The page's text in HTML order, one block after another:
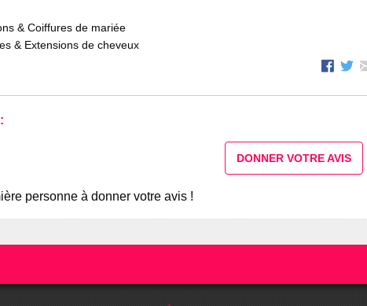
& Coiffures de mariée
& Extensions de cheveux
DONNER VOTRE AVIS
personne à donner votre avis !